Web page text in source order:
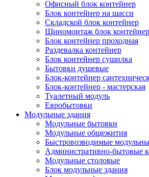
Офисный блок контейнер
Блок контейнер на шасси
Складской блок контейнер
Шиномонтаж блок контейнер
Блок контейнер проходная
Раздевалка контейнер
Блок контейнер сушилка
Бытовки душевые
Блок-контейнер
Блок-контейнер - мастерская
Туалетный модуль
Евробытовки
Модульные здания
Модульные бытовки
Модульные общежития
Быстровозводимые
Административно-бытовые
Модульные столовые
Блок модульные здания